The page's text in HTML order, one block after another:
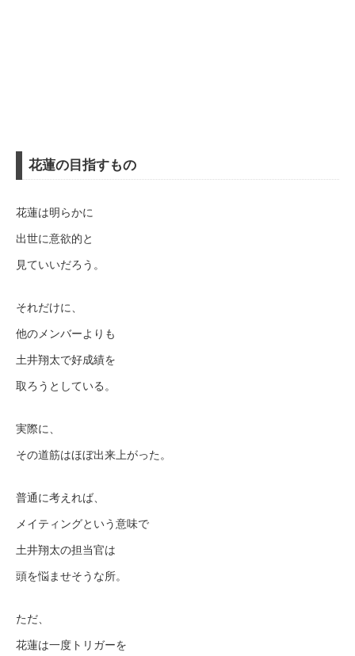
花蓮の目指すもの
花蓮は明らかに
出世に意欲的と
見ていいだろう。
それだけに、
他のメンバーよりも
土井翔太で好成績を
取ろうとしている。
実際に、
その道筋はほぼ出来上がった。
普通に考えれば、
メイティングという意味で
土井翔太の担当官は
頭を悩ませそうな所。
ただ、
花蓮は一度トリガーを